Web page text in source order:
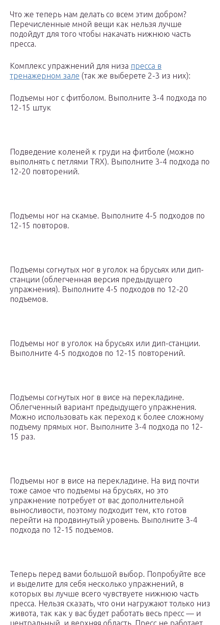
Что же теперь нам делать со всем этим добром?
Перечисленные мной вещи как нельзя лучше
подойдут для того чтобы накачать нижнюю часть
пресса.
Комплекс упражнений для низа пресса в
тренажерном зале (так же выберете 2-3 из них):
Подъемы ног с фитболом. Выполните 3-4 подхода по
12-15 штук
Подведение коленей к груди на фитболе (можно
выполнять с петлями TRX). Выполните 3-4 подхода по
12-20 повторений.
Подъемы ног на скамье. Выполните 4-5 подходов по
12-15 повторов.
Подъемы согнутых ног в уголок на брусьях или дип-
станции (облегченная версия предыдущего
упражнения). Выполните 4-5 подходов по 12-20
подъемов.
Подъемы ног в уголок на брусьях или дип-станции.
Выполните 4-5 подходов по 12-15 повторений.
Подъемы согнутых ног в висе на перекладине.
Облегченный вариант предыдущего упражнения.
Можно использовать как переход к более сложному
подъему прямых ног. Выполните 3-4 подхода по 12-
15 раз.
Подъемы ног в висе на перекладине. На вид почти
тоже самое что подъемы на брусьях, но это
упражнение потребует от вас дополнительной
выносливости, поэтому подходит тем, кто готов
перейти на продвинутый уровень. Выполните 3-4
подхода по 12-15 подъемов.
Теперь перед вами большой выбор. Попробуйте все
и выделите для себя несколько упражнений, в
которых вы лучше всего чувствуете нижнюю часть
пресса. Нельзя сказать, что они нагружают только низ
живота, так как у вас будет работать весь пресс — и
центральный, и верхняя область. Пресс не работает